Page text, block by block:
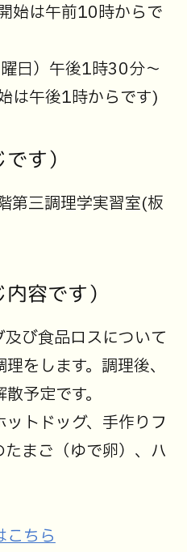
始は午前10時からで
日）午後1時30分～
は午後1時からです)
す）
第三調理学実習室(板
容です）
び食品ロスについて
をします。調理後、
予定です。
トドッグ、手作りフ
まご（ゆで卵）、ハ
こちら